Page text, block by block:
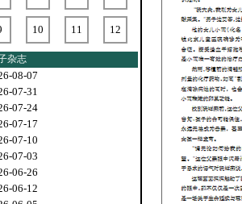
10 11 12
杂志
08-07
07-31
07-24
07-17
07-10
07-03
06-26
06-12